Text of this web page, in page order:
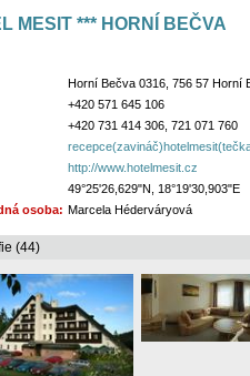
MESIT *** HORNÍ BEČVA
Horní Bečva 0316, 756 57 Horní
+420 571 645 106
+420 731 414 306, 721 071 760
http://www.hotelmesit.cz
49°25'26,629"N, 18°19'30,903"E
osoba: Marcela Héderváryová
(44)